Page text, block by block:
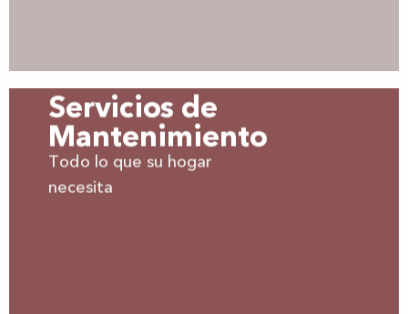
Servicios de
Mantenimiento
Todo lo que su hogar
necesita